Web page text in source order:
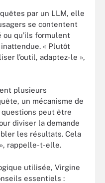
par un LLM, elle
se contentent
ou qu’ils formulent
« Plutôt
l’outil, adaptez-le »,
plusieurs
un mécanisme de
peut être
diviser la demande
les résultats. Cela
rappelle-t-elle.
utilisée, Virgine
essentiels :